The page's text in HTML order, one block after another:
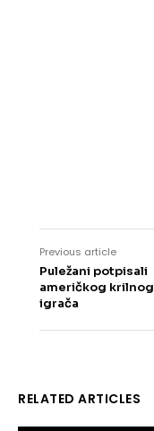
Previous article
Puležani potpisali
američkog krilnog
igrača
RELATED ARTICLES